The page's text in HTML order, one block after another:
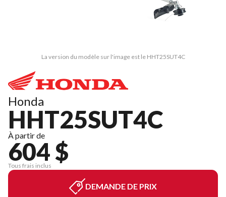
La version du modèle sur l'image est le HHT25SUT4C
Honda
HHT25SUT4C
À partir de
604 $
Tous frais inclus
DEMANDE DE PRIX